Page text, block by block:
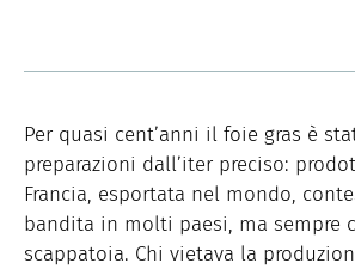
Per quasi cent’anni il foie gras è
preparazioni dall’iter preciso:
Francia, esportata nel mondo,
bandita in molti paesi, ma sempre
scappatoia. Chi vietava la